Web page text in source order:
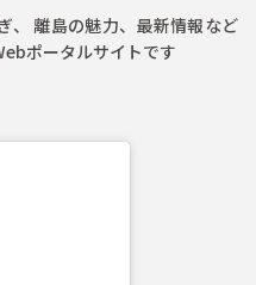
、 離島の魅力、最新情報など
ポータルサイトです